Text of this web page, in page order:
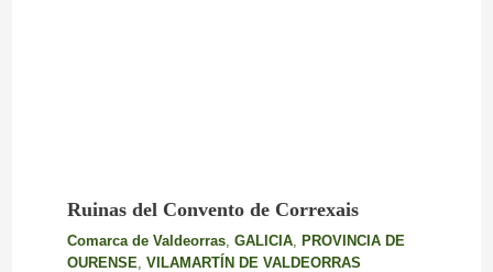
Ruinas del Convento de Correxais
Comarca de Valdeorras, GALICIA,
PROVINCIA DE
OURENSE VILAMARTÍN DE VALDEORRAS